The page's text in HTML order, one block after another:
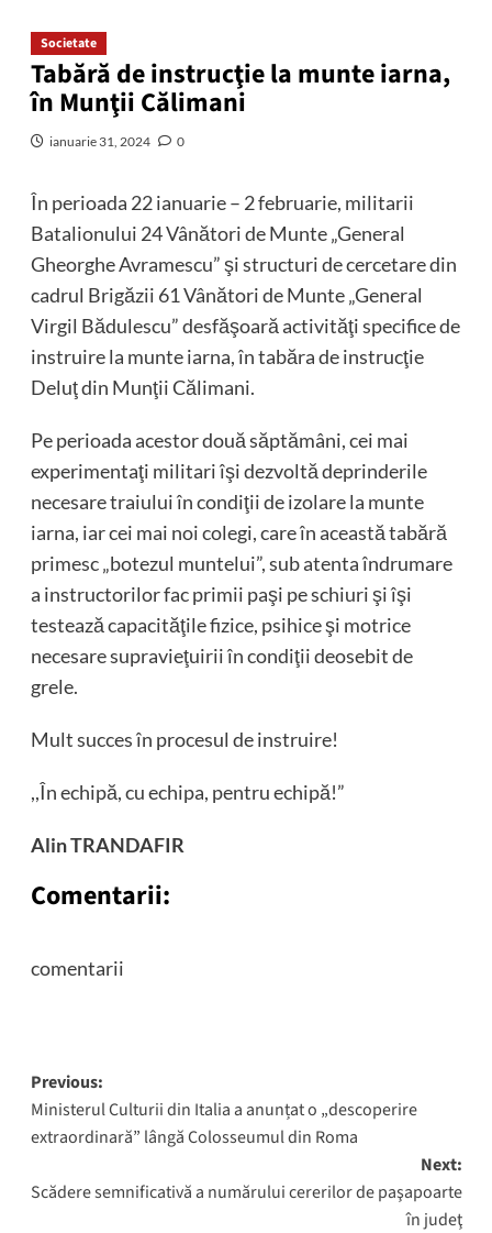
Societate
Tabără de instrucţie la munte iarna,
în Munţii Călimani
ianuarie 31, 2024 0
În perioada 22 ianuarie – 2 februarie, militarii
Batalionului 24 Vânători de Munte „General
Gheorghe Avramescu” şi structuri de cercetare din
cadrul Brigăzii 61 Vânători de Munte „General
Virgil Bădulescu” desfăşoară activităţi specifice de
instruire la munte iarna, în tabăra de instrucţie
Deluţ din Munţii Călimani.
Pe perioada acestor două săptămâni, cei mai
experimentaţi militari îşi dezvoltă deprinderile
necesare traiului în condiţii de izolare la munte
iarna, iar cei mai noi colegi, care în această tabără
primesc „botezul muntelui”, sub atenta îndrumare
a instructorilor fac primii paşi pe schiuri şi îşi
testează capacităţile fizice, psihice şi motrice
necesare supravieţuirii în condiţii deosebit de
grele.
Mult succes în procesul de instruire!
,,În echipă, cu echipa, pentru echipă!”
Alin TRANDAFIR
Comentarii:
comentarii
Post
navigation
Previous:
Ministerul Culturii din Italia a anunțat o „descoperire
extraordinară” lângă Colosseumul din Roma
Next:
Scădere semnificativă a numărului cererilor de paşapoarte
în judeţ